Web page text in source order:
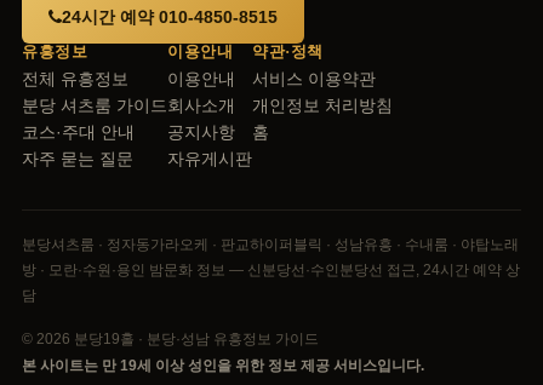
24시간 예약 010-4850-8515
유흥정보
전체 유흥정보
분당 셔츠룸 가이드
코스·주대 안내
자주 묻는 질문
이용안내
이용안내
회사소개
공지사항
자유게시판
약관·정책
서비스 이용약관
개인정보 처리방침
홈
분당셔츠룸 · 정자동가라오케 · 판교하이퍼블릭 · 성남유흥 · 수내룸 · 야탑노래
방 · 모란·수원·용인 밤문화 정보 — 신분당선·수인분당선 접근, 24시간 예약 상
담
© 2026 분당19홀 · 분당·성남 유흥정보 가이드
본 사이트는 만 19세 이상 성인을 위한 정보 제공 서비스입니다.